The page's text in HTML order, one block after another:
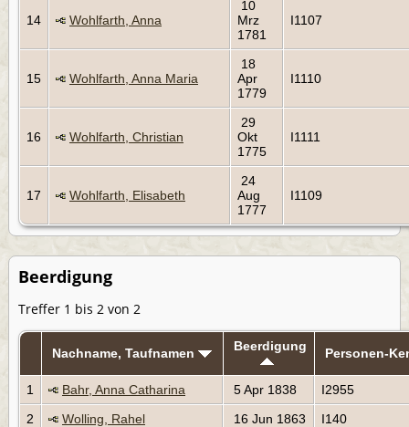
14 Wohlfarth, Anna
10
Mrz
1781
I1107
15 Wohlfarth, Anna Maria
18
Apr
1779
I1110
16 Wohlfarth, Christian
29
Okt
1775
I1111
17 Wohlfarth, Elisabeth
24
Aug
1777
I1109
Beerdigung
Treffer 1 bis 2 von 2
Nachname, Taufnamen Beerdigung Personen-
1 Bahr, Anna Catharina 5 Apr 1838
I2955
2
Wolling, Rahel 16 Jun 1863 I140